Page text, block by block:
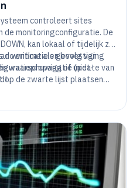
controleert sites
de monitoringconfiguratie. De
kan lokaal of tijdelijk zijn
verificatie en bevestiging
waarschuwing of update van
downtime als gevolg van
(niet-
op de zwarte lijst plaatsen
omgevingen van het